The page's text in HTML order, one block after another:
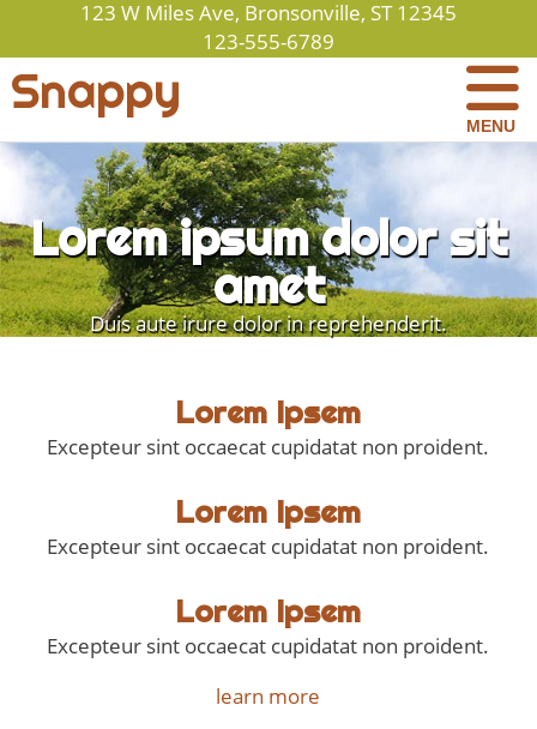
123 W Miles Ave, Bronsonville, ST 12345
123-555-6789
Snappy
MENU
Lorem ipsum dolor sit
amet
Duis aute irure dolor in reprehenderit.
Lorem Ipsem
Excepteur sint occaecat cupidatat non proident.
Lorem Ipsem
Excepteur sint occaecat cupidatat non proident.
Lorem Ipsem
Excepteur sint occaecat cupidatat non proident.
learn more